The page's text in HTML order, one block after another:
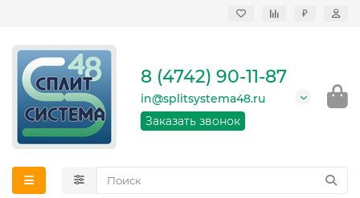
₽
кондиционеров в
области
График работы: 9:00 -
21:00 без перерыва и
8 (4742) 90-11-87
in@splitsystema48.ru
Заказать звонок